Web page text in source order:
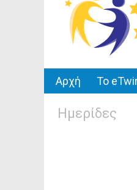
Αρχή Το
Ημερίδες